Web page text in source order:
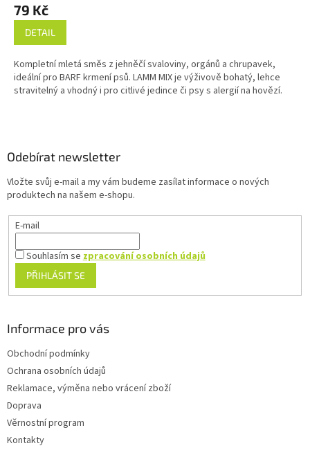
79 Kč
DETAIL
Kompletní mletá směs z jehněčí svaloviny, orgánů a chrupavek,
ideální pro BARF krmení psů. LAMM MIX je výživově bohatý, lehce
stravitelný a vhodný i pro citlivé jedince či psy s alergií na hovězí.
Odebírat newsletter
Vložte svůj e-mail a my vám budeme zasílat informace o nových
produktech na našem e-shopu.
E-mail
Souhlasím se zpracování osobních údajů
PŘIHLÁSIT SE
Informace pro vás
Obchodní podmínky
Ochrana osobních údajů
Reklamace, výměna nebo vrácení zboží
Doprava
Věrnostní program
Kontakty